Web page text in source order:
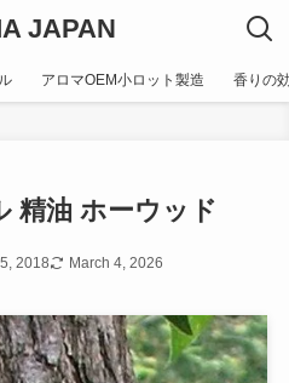
JAPAN
アロマOEM小ロット製造 香りの
精油 ホーウッド
2018 March 4, 2026